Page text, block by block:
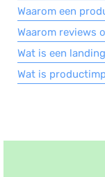
Waarom een
Waarom reviews
Wat is een
Wat is